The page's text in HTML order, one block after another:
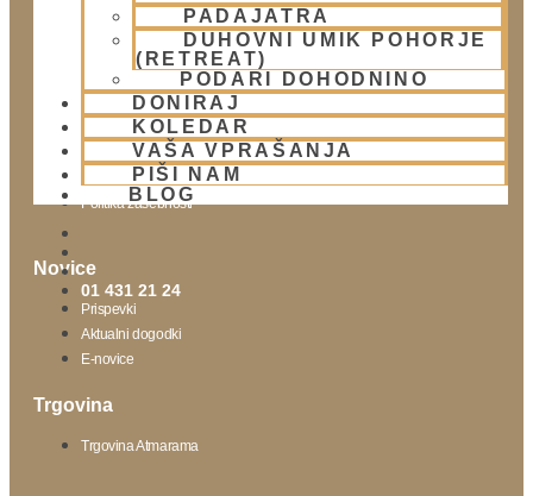
PADAJATRA
DUHOVNI UMIK POHORJE
(RETREAT)
PODARI DOHODNINO
DONIRAJ
KOLEDAR
VAŠA VPRAŠANJA
PIŠI NAM
BLOG
01 431 21 24
Urnik templja
Nedeljsko srečanje
Parkiranje
Politika zasebnosti
Novice
Prispevki
Aktualni dogodki
E-novice
Trgovina
Trgovina Atmarama